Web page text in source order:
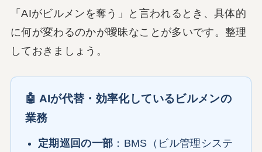
「AIがビルメンを奪う」と言われるとき、具体的
に何が変わるのかが曖昧なことが多いです。整理
しておきましょう。
🤖 AIが代替・効率化しているビルメンの
業務
定期巡回の一部 ：BMS（ビル管理システ